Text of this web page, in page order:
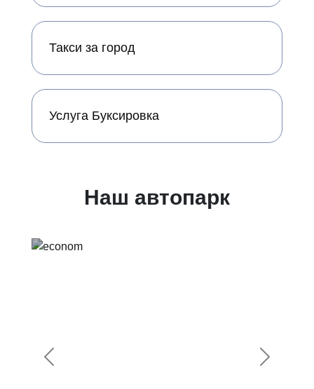
Такси за город
Услуга Буксировка
Наш автопарк
Предыдущий